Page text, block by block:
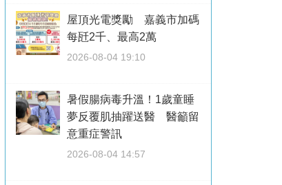
屋頂光電獎勵 嘉義市加碼
每瓩2千、最高2萬
2026-08-04 19:10
暑假腸病毒升溫！1歲童睡
夢反覆肌抽躍送醫 醫籲留
意重症警訊
2026-08-04 14:57